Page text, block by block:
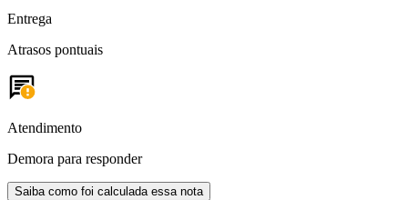
Entrega
Atrasos pontuais
Atendimento
Demora para responder
Saiba como foi calculada essa nota